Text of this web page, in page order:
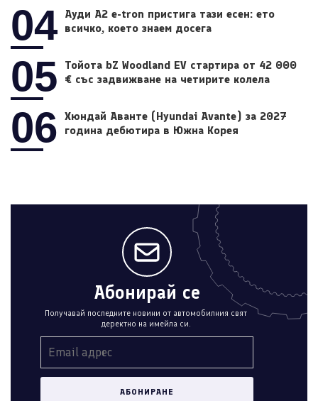
04 Ауди A2 e-tron пристига тази есен: ето
всичко, което знаем досега
05
Тойота bZ Woodland EV стартира от 42 000
€ със задвижване на четирите колела
06
Хюндай Аванте (Hyundai Avante) за 2027
година дебютира в Южна Корея
Абонирай се
Получавай последните новини от автомобилния свят
деректно на имейла си.